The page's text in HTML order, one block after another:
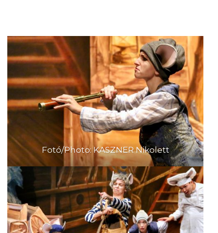
Fotó/Photo: KASZNER Nikolett